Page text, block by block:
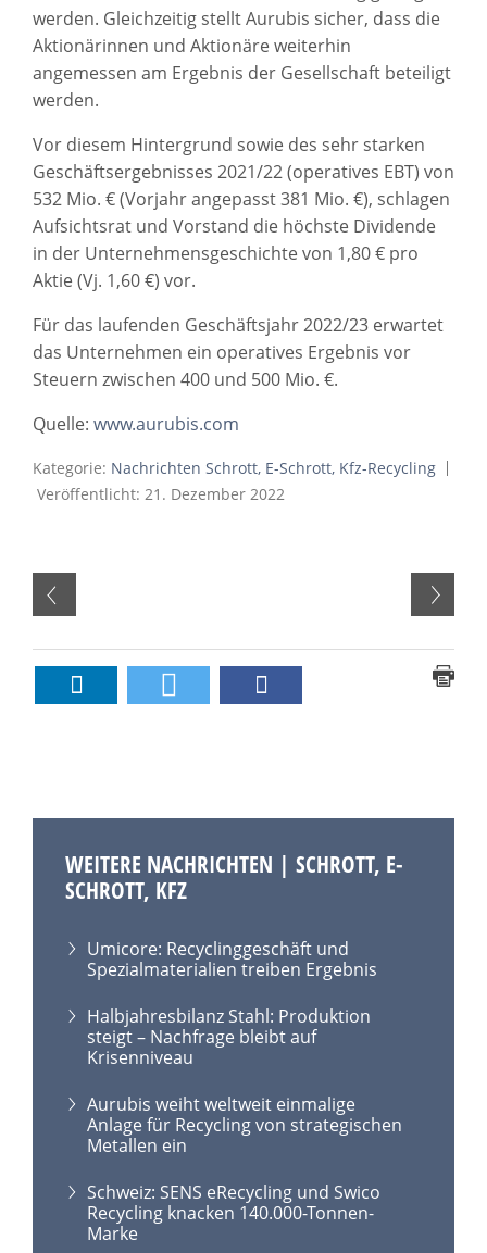
werden. Gleichzeitig stellt Aurubis sicher, dass die
Aktionärinnen und Aktionäre weiterhin
angemessen am Ergebnis der Gesellschaft beteiligt
werden.
Vor diesem Hintergrund sowie des sehr starken
Geschäftsergebnisses 2021/22 (operatives EBT) von
532 Mio. € (Vorjahr angepasst 381 Mio. €), schlagen
Aufsichtsrat und Vorstand die höchste Dividende
in der Unternehmensgeschichte von 1,80 € pro
Aktie (Vj. 1,60 €) vor.
Für das laufenden Geschäftsjahr 2022/23 erwartet
das Unternehmen ein operatives Ergebnis vor
Steuern zwischen 400 und 500 Mio. €.
Quelle: www.aurubis.com
Kategorie: Nachrichten Schrott, E-Schrott, Kfz-Recycling
Veröffentlicht: 21. Dezember 2022
WEITERE NACHRICHTEN | SCHROTT, E-
SCHROTT, KFZ
Umicore: Recyclinggeschäft und
Spezialmaterialien treiben Ergebnis
Halbjahresbilanz Stahl: Produktion
steigt – Nachfrage bleibt auf
Krisenniveau
Aurubis weiht weltweit einmalige
Anlage für Recycling von strategischen
Metallen ein
Schweiz: SENS eRecycling und Swico
Recycling knacken 140.000-Tonnen-
Marke